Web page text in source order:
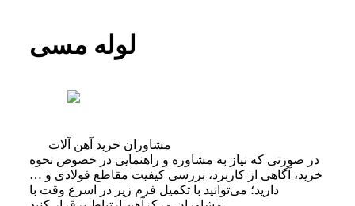
لوله مسی
مشاوران خرید آهن آلات
در صورتی که نیاز به مشاوره و راهنمایی در خصوص نحوه
خرید، آگاهی از کاربرد، بررسی کیفیت مقاطع فولادی و …
دارید؛ می‌توانید با تکمیل فرم زیر در اسرع وقت با